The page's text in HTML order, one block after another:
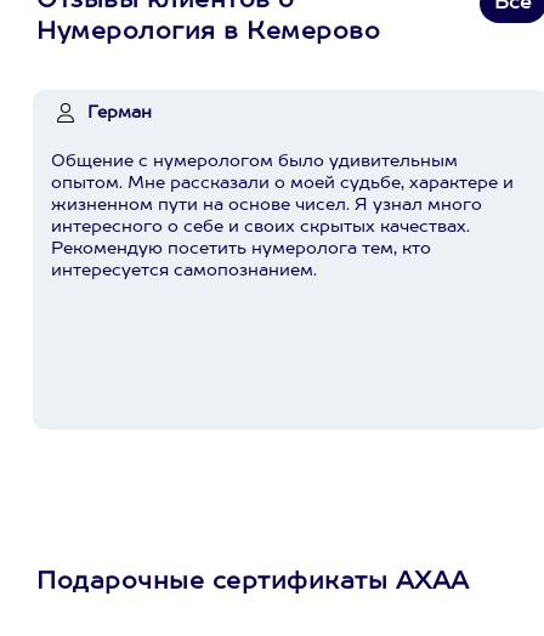
Нумерология в Кемерово
Герман
Общение с нумерологом было удивительным
опытом. Мне рассказали о моей судьбе, характере и
жизненном пути на основе чисел. Я узнал много
интересного о себе и своих скрытых качествах.
Рекомендую посетить нумеролога тем, кто
интересуется самопознанием.
Подарочные сертификаты АХАА